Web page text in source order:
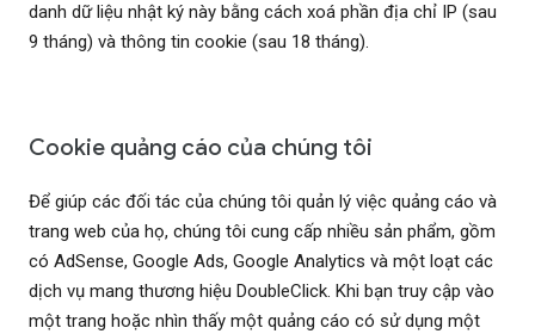
danh dữ liệu nhật ký này bằng cách xoá phần địa chỉ IP (sau
9 tháng) và thông tin cookie (sau 18 tháng).
Cookie quảng cáo của chúng tôi
Để giúp các đối tác của chúng tôi quản lý việc quảng cáo và
trang web của họ, chúng tôi cung cấp nhiều sản phẩm, gồm
có AdSense, Google Ads, Google Analytics và một loạt các
dịch vụ mang thương hiệu DoubleClick. Khi bạn truy cập vào
một trang hoặc nhìn thấy một quảng cáo có sử dụng một